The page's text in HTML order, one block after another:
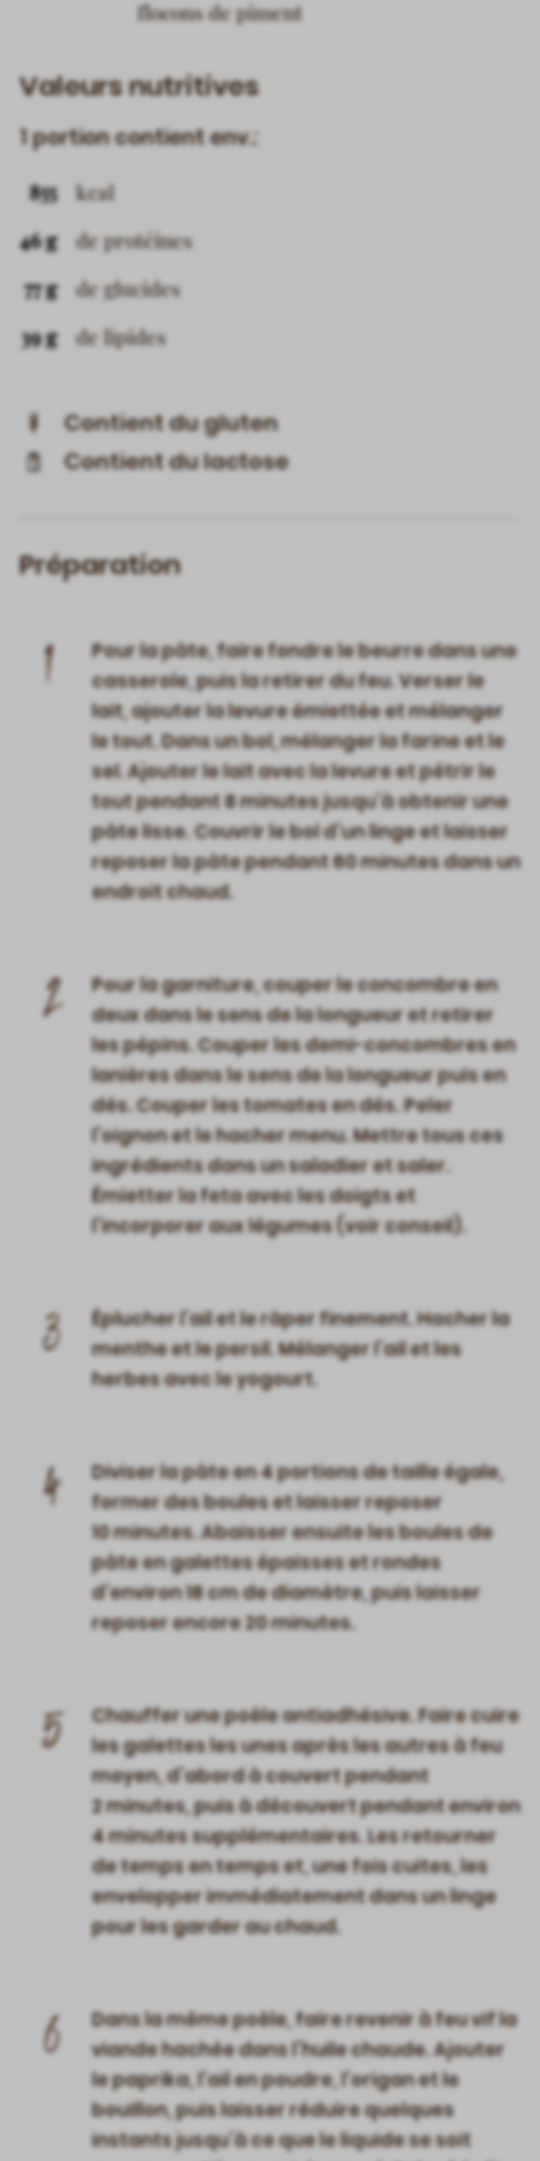
flocons de piment
Valeurs nutritives
1 portion contient env.:
855
kcal
46 g
de protéines
77 g
de glucides
39 g
de lipides
Contient du gluten
Contient du lactose
Préparation
1
Pour la pâte, faire fondre le beurre dans une
casserole, puis la retirer du feu. Verser le
lait, ajouter la levure émiettée et mélanger
le tout. Dans un bol, mélanger la farine et le
sel. Ajouter le lait avec la levure et pétrir le
tout pendant 8 minutes jusqu’à obtenir une
pâte lisse. Couvrir le bol d’un linge et laisser
reposer la pâte pendant 60 minutes dans un
endroit chaud.
2
Pour la garniture, couper le concombre en
deux dans le sens de la longueur et retirer
les pépins. Couper les demi-concombres en
lanières dans le sens de la longueur puis en
dés. Couper les tomates en dés. Peler
l’oignon et le hacher menu. Mettre tous ces
ingrédients dans un saladier et saler.
Émietter la feta avec les doigts et
l’incorporer aux légumes (voir conseil).
3
Éplucher l’ail et le râper finement. Hacher la
menthe et le persil. Mélanger l’ail et les
herbes avec le yogourt.
4
Diviser la pâte en 4 portions de taille égale,
former des boules et laisser reposer
10 minutes. Abaisser ensuite les boules de
pâte en galettes épaisses et rondes
d’environ 18 cm de diamètre, puis laisser
reposer encore 20 minutes.
5
Chauffer une poêle antiadhésive. Faire cuire
les galettes les unes après les autres à feu
moyen, d’abord à couvert pendant
2 minutes, puis à découvert pendant environ
4 minutes supplémentaires. Les retourner
de temps en temps et, une fois cuites, les
envelopper immédiatement dans un linge
pour les garder au chaud.
6
Dans la même poêle, faire revenir à feu vif la
viande hachée dans l’huile chaude. Ajouter
le paprika, l’ail en poudre, l’origan et le
bouillon, puis laisser réduire quelques
instants jusqu’à ce que le liquide se soit